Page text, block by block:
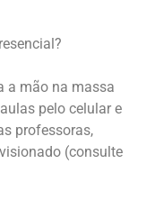
a mão na massa
pelo celular e
professoras,
(consulte